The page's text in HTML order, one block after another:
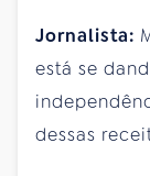
Jornalista:
está se
dessas